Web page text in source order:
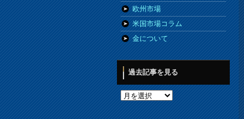
欧州市場
米国市場コラム
金について
過去記事を見る